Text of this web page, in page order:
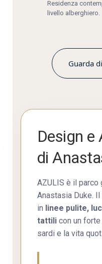
Residenza
livello alberghiero.
Guarda
Design
di
AZULIS è il parco
Anastasia Duke.
in linee pulite,
tattilicon un
sardi e la vita